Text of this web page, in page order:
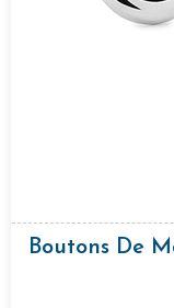
Boutons De